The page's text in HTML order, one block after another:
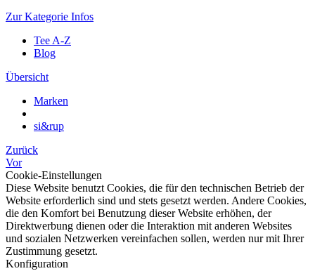
Zur Kategorie Infos
Tee A-Z
Blog
Übersicht
Marken
si&rup
Zurück
Vor
Cookie-Einstellungen
Diese Website benutzt Cookies, die für den technischen Betrieb der
Website erforderlich sind und stets gesetzt werden. Andere Cookies,
die den Komfort bei Benutzung dieser Website erhöhen, der
Direktwerbung dienen oder die Interaktion mit anderen Websites
und sozialen Netzwerken vereinfachen sollen, werden nur mit Ihrer
Zustimmung gesetzt.
Konfiguration